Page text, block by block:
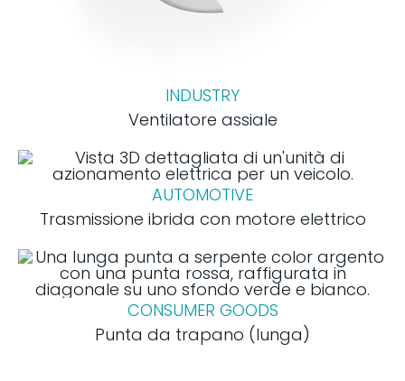
INDUSTRY
Ventilatore assiale
AUTOMOTIVE
Trasmissione ibrida con motore elettrico
CONSUMER GOODS
Punta da trapano (lunga)